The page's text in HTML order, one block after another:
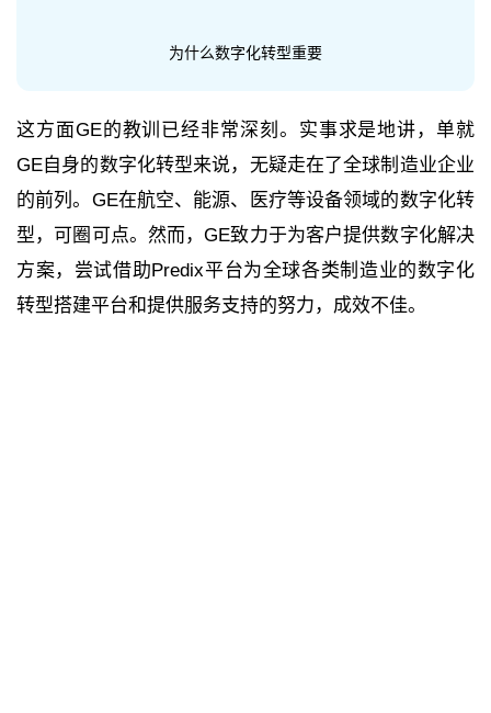
为什么数字化转型重要
这方面GE的教训已经非常深刻。实事求是地讲，单就
GE自身的数字化转型来说，无疑走在了全球制造业企业
的前列。GE在航空、能源、医疗等设备领域的数字化转
型，可圈可点。然而，GE致力于为客户提供数字化解决
方案，尝试借助Predix平台为全球各类制造业的数字化
转型搭建平台和提供服务支持的努力，成效不佳。